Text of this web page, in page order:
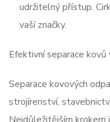
udržitelný přístup.
vaší značky.
Efektivní separace kovů
Separace kovových
strojírenství,